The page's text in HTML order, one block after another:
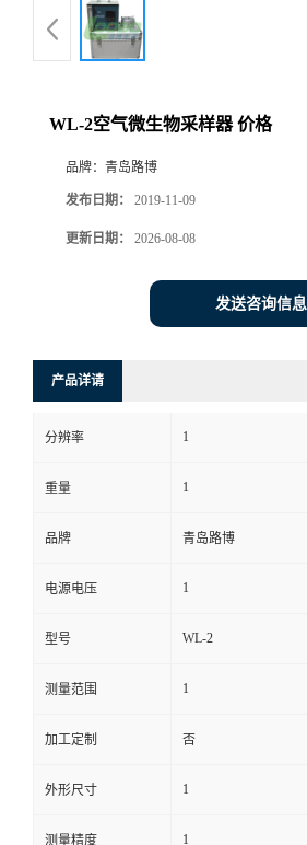
品
在
线
留
言
WL-2空气微生物采样器 价格
品牌： 青岛路博
发布日期： 2019-11-09
更新日期： 2026-08-08
发送咨询信息
产品详请
分辨率 1
重量 1
品牌 青岛路博
电源电压 1
型号 WL-2
测量范围 1
加工定制 否
外形尺寸 1
测量精度 1